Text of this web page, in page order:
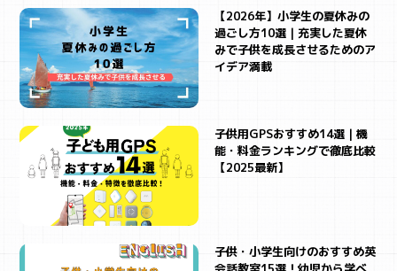
【2026年】小学生の夏休みの
過ごし方10選｜充実した夏休
みで子供を成長させるためのア
イデア満載
子供用GPSおすすめ14選｜機
能・料金ランキングで徹底比較
【2025最新】
子供・小学生向けのおすすめ英